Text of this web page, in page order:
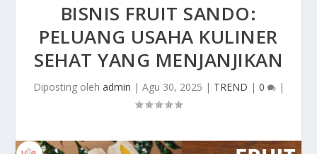
BISNIS FRUIT SANDO:
PELUANG USAHA KULINER
SEHAT YANG MENJANJIKAN
Diposting oleh admin | Agu 30, 2025 | TREND | 0 |